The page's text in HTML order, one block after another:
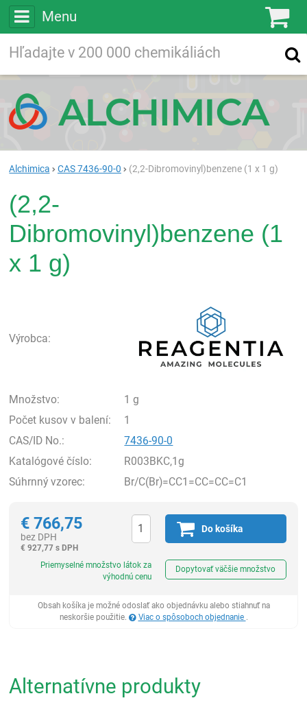
Menu
Vyhľadávanie
Alchimica CAS 7436-90-0 (2,2-Dibromovinyl)benzene (1 x 1 g)
(2,2-
Dibromovinyl)benzene (1
x 1 g)
Výrobca:
Množstvo:
1 g
Počet kusov v balení:
1
CAS/ID No.:
7436-90-0
Katalógové číslo:
R003BKC,1g
Súhrnný vzorec:
Br/C(Br)=CC1=CC=CC=C1
€ 766,75
bez DPH
€ 927,77 s DPH
Do košíka
Priemyselné množstvo látok za
výhodnú cenu
Dopytovať väčšie množstvo
Obsah košíka je možné odoslať ako objednávku alebo stiahnuť na
neskoršie použitie.
Viac o spôsoboch objednanie .
Alternatívne produkty